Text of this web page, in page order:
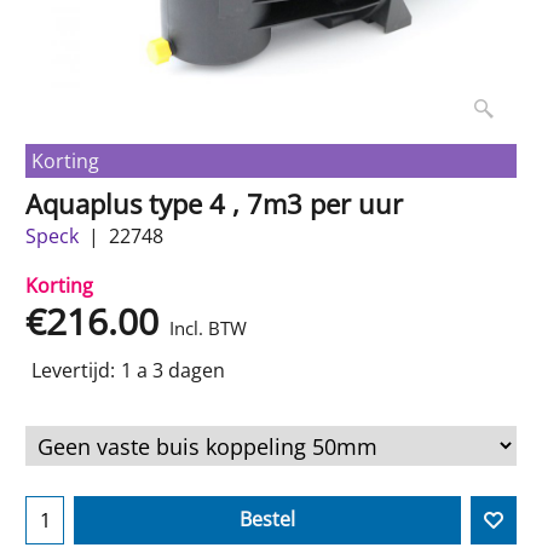
Korting
Aquaplus type 4 , 7m3 per uur
Speck
22748
Korting
€216.00 Incl. BTW
Levertijd: 1 a 3 dagen
Bestel